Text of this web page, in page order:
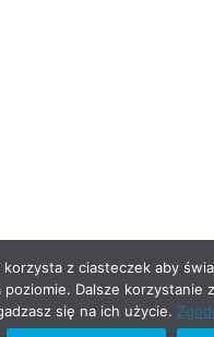
korzysta z ciasteczek aby
poziomie. Dalsze korzystanie
się na ich użycie.